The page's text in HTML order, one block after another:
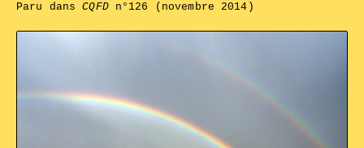
Paru dansCQFDn°126 (novembre 2014)